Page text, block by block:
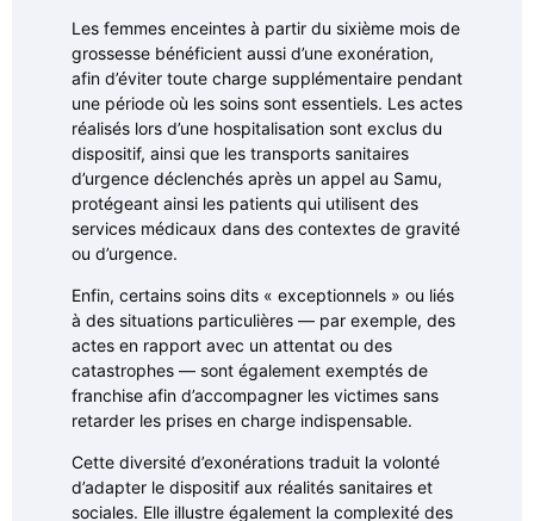
Les femmes enceintes à partir du sixième mois de
grossesse bénéficient aussi d’une exonération,
afin d’éviter toute charge supplémentaire pendant
une période où les soins sont essentiels. Les actes
réalisés lors d’une hospitalisation sont exclus du
dispositif, ainsi que les transports sanitaires
d’urgence déclenchés après un appel au Samu,
protégeant ainsi les patients qui utilisent des
services médicaux dans des contextes de gravité
ou d’urgence.
Enfin, certains soins dits « exceptionnels » ou liés
à des situations particulières — par exemple, des
actes en rapport avec un attentat ou des
catastrophes — sont également exemptés de
franchise afin d’accompagner les victimes sans
retarder les prises en charge indispensable.
Cette diversité d’exonérations traduit la volonté
d’adapter le dispositif aux réalités sanitaires et
sociales. Elle illustre également la complexité des